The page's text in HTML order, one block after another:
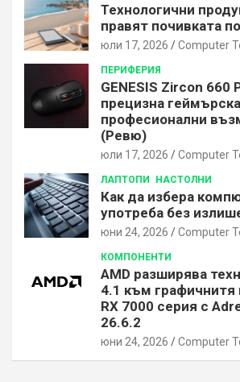
Технологични
правят почивката
юли 17, 2026 Computer
ПЕРИФЕРИЯ
GENESIS Zircon 660
прецизна
професионални
(Ревю)
юли 17, 2026 Computer
ЛАПТОПИ НАСТОЛНИ
Как да избера
употреба без
юни 24, 2026 Computer
КОМПОНЕНТИ
AMD разширява
4.1 към графичнитя
RX 7000 серия с
26.6.2
юни 24, 2026 Computer